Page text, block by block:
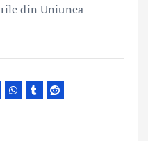
din Uniunea